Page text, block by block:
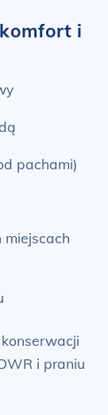
i
pachami)
i praniu